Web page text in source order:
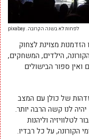
לפחות לא בשנה הקרובה. pixabay
מצוינת לצחוק
הילדים, המשחקים,
ואין ספור הבישולים
של כולן עם המצב
לנו קשה הרבה יותר.
לטלוויזיה וליהנות
הקורונה, על כל רבדיו.